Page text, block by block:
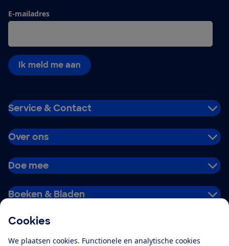
Cookies
We plaatsen cookies. Functionele en analytische cookies
E-mailadres
Ik meld me aan
Service & Contact
Over ons
Doe mee
Boeken & Bladen